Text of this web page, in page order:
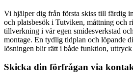
Vi hjälper dig från första skiss till färdig
och platsbesök i Tutviken, måttning och
tillverkning i vår egen smidesverkstad
montage. En tydlig tidplan och löpande
lösningen blir rätt i både funktion, uttryck
Skicka din förfrågan via